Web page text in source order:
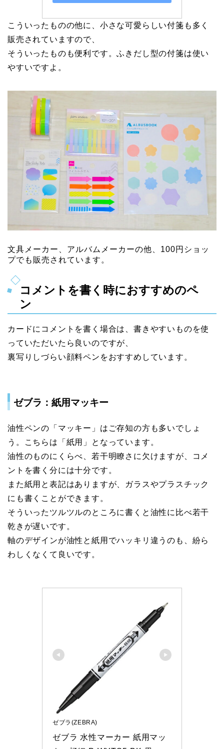
こういったものの他に、小さな可愛らしい付箋も多く
販売されていますので、
そういったものも便利です。ふきだし型の付箋は使い
やすいですよ。
文具メーカー、アルバムメーカーの他、100円ショッ
プでも販売されています。
コメントを書く時におすすめのペ
ン
カードにコメントを書く場合は、書きやすいものを使
っていただいたら良いのですが、
裏写りしづらい顔料ペンをおすすめしています。
ゼブラ：紙用マッキー
油性ペンの「マッキー」はご存知の方も多いでしょ
う。こちらは「紙用」となっています。
油性のものにくらべ、若干明瞭さに欠けますが、コメ
ントを書く分には十分です。
また紙用と表記はありますが、ガラスやプラスチック
にも書くことができます。
そういったツルツルのところに書くと油性に比べ若干
乾きが遅いです。
軸のデザインが油性と紙用でハッキリ違うのも、紛ら
わしくなくて良いです。
ゼブラ(ZEBRA)
ゼブラ 水性マーカー 紙用マッ